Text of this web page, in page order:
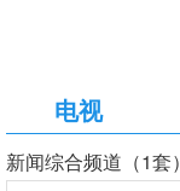
电视
新闻综合频道（1套）